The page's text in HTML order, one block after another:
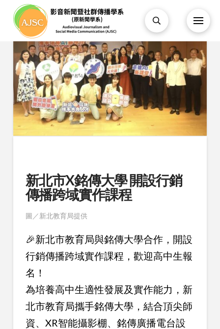
新北市X銘傳大學 開設行銷
傳播跨域實作課程
圖／新北教育局提供
🎉新北市教育局與銘傳大學合作，開設
行銷傳播跨域實作課程，歡迎高中生報
名！
為培養高中生適性發展及實作能力，新
北市教育局攜手銘傳大學，結合頂尖師
資、XR智能攝影棚、銘傳廣播電台設